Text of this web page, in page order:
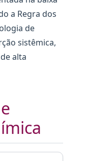
a Regra dos
de
sistêmica,
alta